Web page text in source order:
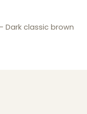
Dark classic brown